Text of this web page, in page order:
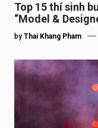
Top 15 thí sinh
“Model &
by Thai Khang Pham